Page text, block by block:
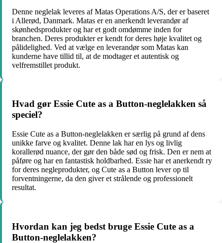
Denne neglelak leveres af Matas Operations A/S, der er baseret
i Allerød, Danmark. Matas er en anerkendt leverandør af
skønhedsprodukter og har et godt omdømme inden for
branchen. Deres produkter er kendt for deres høje kvalitet og
pålidelighed. Ved at vælge en leverandør som Matas kan
kunderne have tillid til, at de modtager et autentisk og
velfremstillet produkt.
Hvad gør Essie Cute as a Button-neglelakken så
speciel?
Essie Cute as a Button-neglelakken er særlig på grund af dens
unikke farve og kvalitet. Denne lak har en lys og livlig
korallerød nuance, der gør den både sød og frisk. Den er nem at
påføre og har en fantastisk holdbarhed. Essie har et anerkendt ry
for deres negleprodukter, og Cute as a Button lever op til
forventningerne, da den giver et strålende og professionelt
resultat.
Hvordan kan jeg bedst bruge Essie Cute as a
Button-neglelakken?